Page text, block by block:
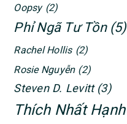
Oopsy (2)
Phỉ Ngã Tư Tồn (5)
Rachel Hollis (2)
Rosie Nguyễn (2)
Steven D. Levitt (3)
Thích Nhất Hạnh